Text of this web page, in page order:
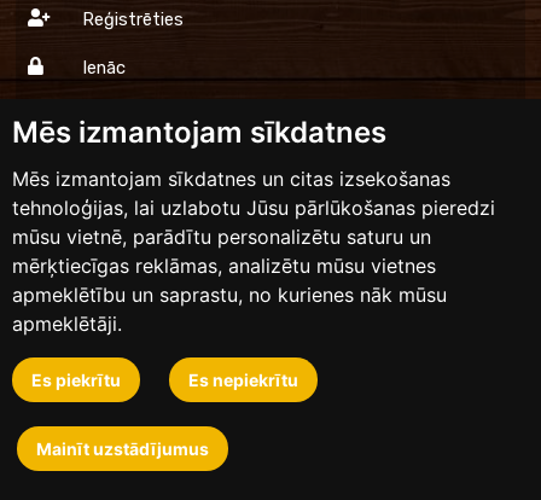
Mēs izmantojam sīkdatnes
Mēs izmantojam sīkdatnes un citas izsekošanas
tehnoloģijas, lai uzlabotu Jūsu pārlūkošanas pieredzi
mūsu vietnē, parādītu personalizētu saturu un
mērķtiecīgas reklāmas, analizētu mūsu vietnes
apmeklētību un saprastu, no kurienes nāk mūsu
apmeklētāji.
Es piekrītu Es nepiekrītu
Mainīt uzstādījumus
Reģistrēties
Ienāc
Dinner.lv
Lietošanas noteikumi
Privātums
Sazinies ar mums